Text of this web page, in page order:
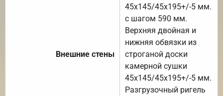
Внешние стены
45х145/45х195+/-5 мм.
с шагом 590 мм.
Верхняя двойная и
нижняя обвязки из
строганой доски
камерной сушки
45х145/45х195+/-5 мм.
Разгрузочный ригель